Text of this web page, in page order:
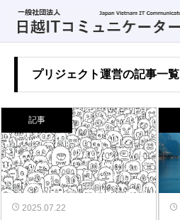
プリジェクト運営の記事一覧
記事
2025.07.22